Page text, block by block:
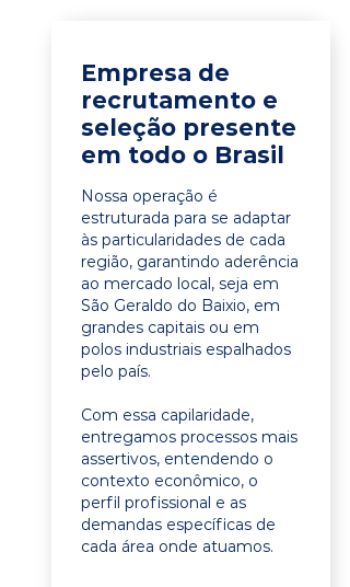
Empresa de
recrutamento e
seleção presente
em todo o Brasil
Nossa operação é
estruturada para se adaptar
às particularidades de cada
região, garantindo aderência
ao mercado local, seja em
São Geraldo do Baixio, em
grandes capitais ou em
polos industriais espalhados
pelo país.
Com essa capilaridade,
entregamos processos mais
assertivos, entendendo o
contexto econômico, o
perfil profissional e as
demandas específicas de
cada área onde atuamos.